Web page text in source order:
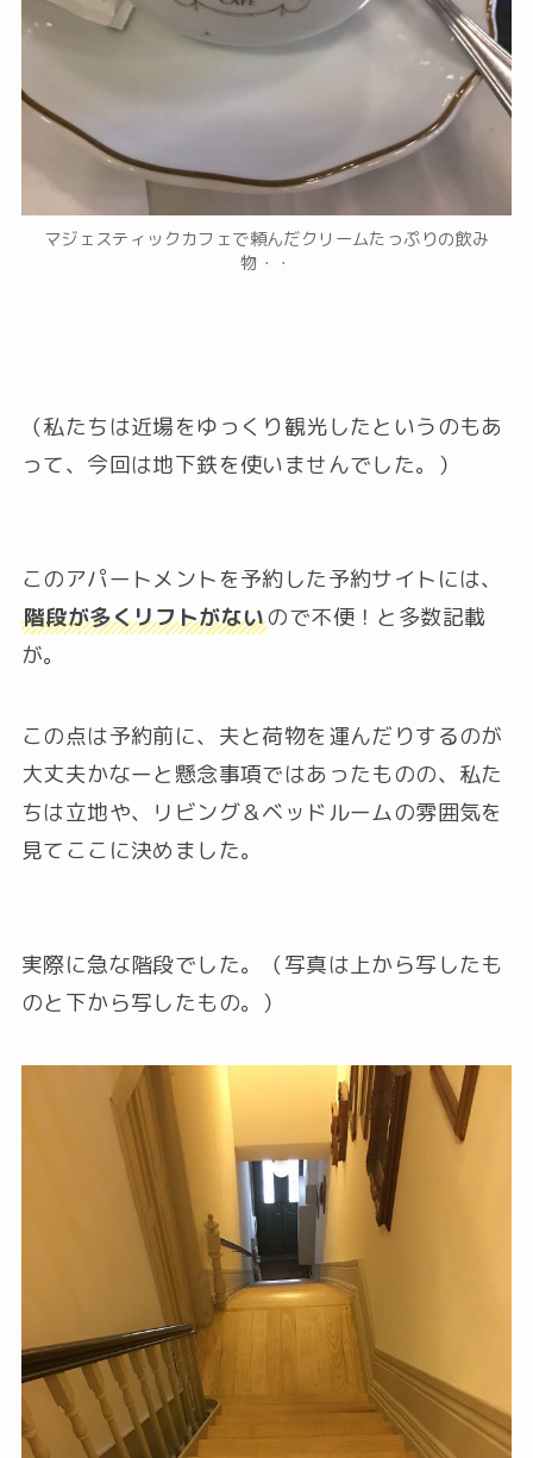
マジェスティックカフェで頼んだクリームたっぷりの飲み
物・・
（私たちは近場をゆっくり観光したというのもあ
って、今回は地下鉄を使いませんでした。）
このアパートメントを予約した予約サイトには、
階段が多くリフトがないので不便！と多数記載
が。
この点は予約前に、夫と荷物を運んだりするのが
大丈夫かなーと懸念事項ではあったものの、私た
ちは立地や、リビング＆ベッドルームの雰囲気を
見てここに決めました。
実際に急な階段でした。（写真は上から写したも
のと下から写したもの。）